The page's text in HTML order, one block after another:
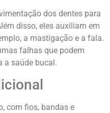
dos dentes para
disso, eles auxiliam em
a mastigação e a fala.
falhas que podem
a saúde bucal.
com fios, bandas e